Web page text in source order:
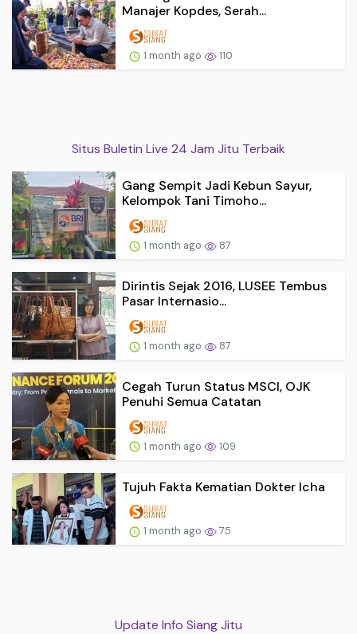
Manajer Kopdes, Serah...
1 month ago 110
Situs Buletin Live 24 Jam Jitu Terbaik
Gang Sempit Jadi Kebun Sayur,
Kelompok Tani Timoho...
1 month ago 87
Dirintis Sejak 2016, LUSEE Tembus
Pasar Internasio...
1 month ago 87
Cegah Turun Status MSCI, OJK
Penuhi Semua Catatan
1 month ago 109
Tujuh Fakta Kematian Dokter Icha
1 month ago 75
Update Info Siang Jitu